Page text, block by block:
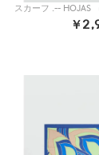
スカーフ .-- HOJAS
￥